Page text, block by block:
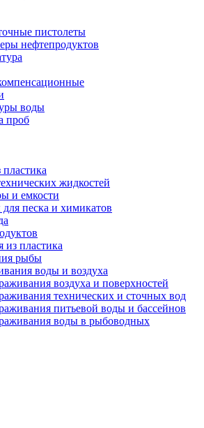
пистолеты
нефтепродуктов
воды
проб
жидкостей
и емкости
песка и химикатов
из пластика
рыбы
воды и воздуха
воздуха и поверхностей
технических и сточных вод
питьевой воды и бассейнов
воды в рыбоводных